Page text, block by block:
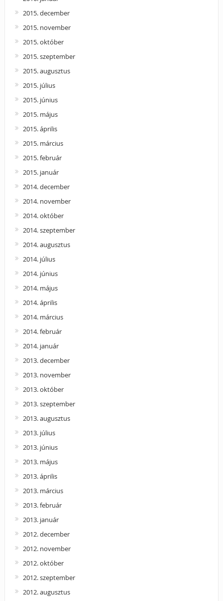
2015. december
2015. november
2015. október
2015. szeptember
2015. augusztus
2015. július
2015. június
2015. május
2015. április
2015. március
2015. február
2015. január
2014. december
2014. november
2014. október
2014. szeptember
2014. augusztus
2014. július
2014. június
2014. május
2014. április
2014. március
2014. február
2014. január
2013. december
2013. november
2013. október
2013. szeptember
2013. augusztus
2013. július
2013. június
2013. május
2013. április
2013. március
2013. február
2013. január
2012. december
2012. november
2012. október
2012. szeptember
2012. augusztus